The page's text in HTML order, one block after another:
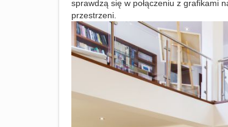
sprawdzą się w połączeniu z grafikami
przestrzeni.